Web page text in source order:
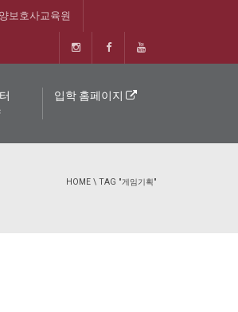
보호사교육원
입학 홈페이지
HOME \ TAG "게임기획"